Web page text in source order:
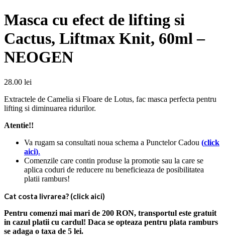
Masca cu efect de lifting si
Cactus, Liftmax Knit, 60ml –
NEOGEN
28.00 lei
Extractele de Camelia si Floare de Lotus, fac masca perfecta pentru
lifting si diminuarea ridurilor.
Atentie!!
Va rugam sa consultati noua schema a Punctelor Cadou (click
aici).
Comenzile care contin produse la promotie sau la care se
aplica coduri de reducere nu beneficieaza de posibilitatea
platii ramburs!
Cat costa livrarea? (click aici)
Pentru comenzi mai mari de 200 RON, transportul este gratuit
in cazul platii cu cardul! Daca se opteaza pentru plata ramburs
se adaga o taxa de 5 lei.